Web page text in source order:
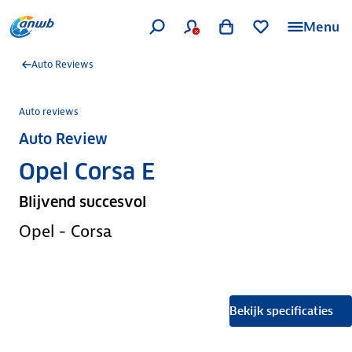
Menu
Auto Reviews
Auto reviews
Auto Review
Opel Corsa E
Blijvend succesvol
Opel - Corsa
Bekijk specificaties